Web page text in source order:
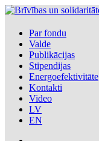
Par fondu
Valde
Publikācijas
Stipendijas
Energoefektivitāte
Kontakti
Video
LV
EN